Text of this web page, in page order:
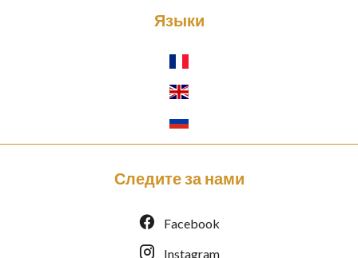
Языки
Следите за нами
Facebook
Instagram